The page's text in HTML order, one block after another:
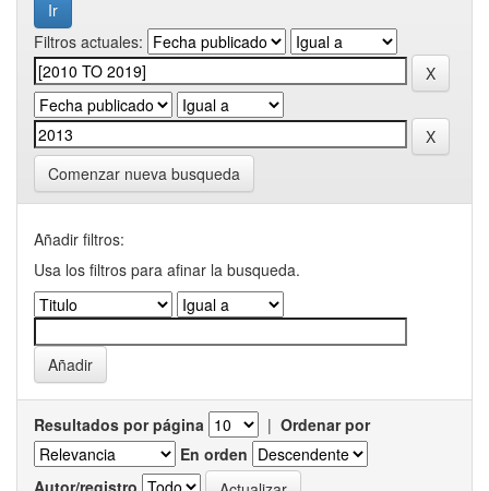
Filtros actuales:
Comenzar nueva busqueda
Añadir filtros:
Usa los filtros para afinar la busqueda.
Resultados por página | Ordenar por
En orden
Autor/registro